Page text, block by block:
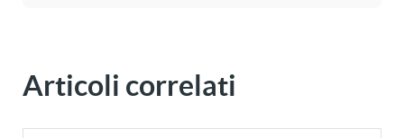
Articoli correlati